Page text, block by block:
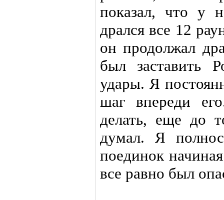
показал, что у
дрался все 12
он продолжал
был заставить
удары. Я
шаг впереди
делать, еще до
думал. Я
поединок
все равно был